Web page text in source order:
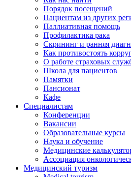
Порядок посещений
Пациентам из других
Паллиативная помощь
Профилактика рака
Скрининг и ранняя
Как противостоять
О работе страховых
Школа для пациентов
Памятки
Пансионат
Кафе
Специалистам
Конференции
Вакансии
Образовательные курсы
Наука и обучение
Медицинские
Ассоциация
Медицинский туризм